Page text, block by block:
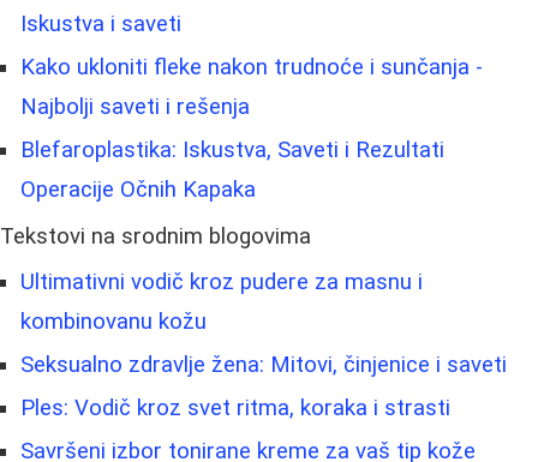
Iskustva i saveti
Kako ukloniti fleke nakon trudnoće i sunčanja -
Najbolji saveti i rešenja
Blefaroplastika: Iskustva, Saveti i Rezultati
Operacije Očnih Kapaka
Tekstovi na srodnim blogovima
Ultimativni vodič kroz pudere za masnu i
kombinovanu kožu
Seksualno zdravlje žena: Mitovi, činjenice i saveti
Ples: Vodič kroz svet ritma, koraka i strasti
Savršeni izbor tonirane kreme za vaš tip kože